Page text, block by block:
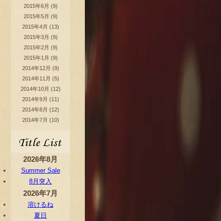
2015年6月 (9)
2015年5月 (9)
2015年4月 (13)
2015年3月 (9)
2015年2月 (9)
2015年1月 (9)
2014年12月 (9)
2014年11月 (5)
2014年10月 (12)
2014年9月 (11)
2014年8月 (12)
2014年7月 (10)
2026年8月
Summer Sale
8月突入
2026年7月
溶けるね
夏日